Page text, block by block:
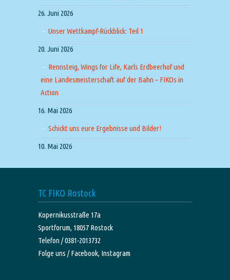
26. Juni 2026
Unser Wettkampf-Rückblick: Teil 1
20. Juni 2026
Rennsteig, Wings for Life, Karls Erdbeerhof und
eine Landesmeisterschaft auf der Bahn – FIKOs in
Action
16. Mai 2026
Schickt uns eure Ergebnisse und Bilder!
10. Mai 2026
TC FIKO Rostock
Kopernikusstraße 17a
Sportforum, 18057 Rostock
Telefon / 0381-2013732
Folge uns /Facebook, Instagram